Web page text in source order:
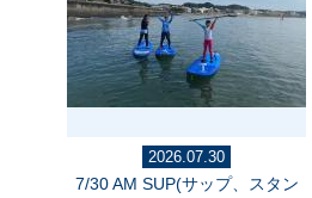
2026.07.30
7/30 AM SUP(サップ、スタン